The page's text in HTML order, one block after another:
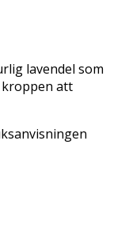
lavendel som
att